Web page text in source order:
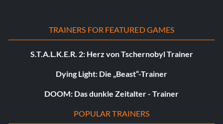
TRAINERS FOR FEATURED GAMES
S.T.A.L.K.E.R. 2: Herz von Tschernobyl Trainer
Dying Light: Die „Beast“-Trainer
DOOM: Das dunkle Zeitalter - Trainer
POPULAR TRAINERS